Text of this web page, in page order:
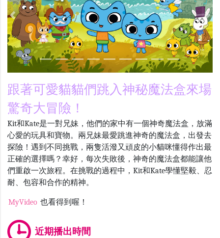
Previous
跟著可愛貓貓們跳入神秘魔法盒來場
驚奇大冒險！
Kit和Kate是一對兄妹，他們的家中有一個神奇魔法盒，放滿
心愛的玩具和寶物。兩兄妹最愛跳進神奇的魔法盒，出發去
探險！遇到不同挑戰，兩隻活潑又頑皮的小貓咪懂得作出最
正確的選擇嗎？幸好，每次失敗後，神奇的魔法盒都能讓他
們重啟一次旅程。在挑戰的過程中， Kit和Kate學懂堅毅、忍
耐、包容和合作的精神。
MyVideo 也看得到喔！
近期播出時間